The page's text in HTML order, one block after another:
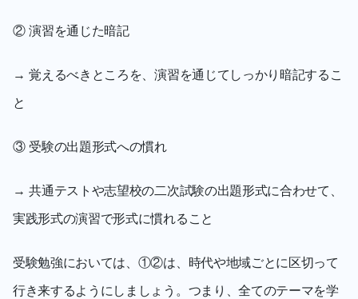
② 演習を通じた暗記
→ 覚えるべきところを、演習を通じてしっかり暗記するこ
と
③ 受験の出題形式への慣れ
→ 共通テストや志望校の二次試験の出題形式に合わせて、
実践形式の演習で形式に慣れること
受験勉強においては、①②は、時代や地域ごとに区切って
行き来するようにしましょう。つまり、全てのテーマを学